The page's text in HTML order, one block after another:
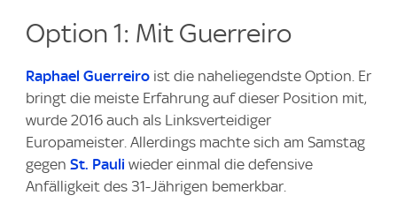
Option 1: Mit Guerreiro
Raphael Guerreiro ist die naheliegendste Option. Er
bringt die meiste Erfahrung auf dieser Position mit,
wurde 2016 auch als Linksverteidiger
Europameister. Allerdings machte sich am Samstag
gegen St. Pauli wieder einmal die defensive
Anfälligkeit des 31-Jährigen bemerkbar.